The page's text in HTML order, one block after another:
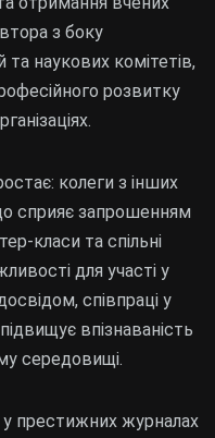
з боку
та наукових комітетів,
розвитку
колеги з інших
сприяє запрошенням
класи та спільні
для участі у
співпраці у
впізнаваність
середовищі.
у престижних журналах